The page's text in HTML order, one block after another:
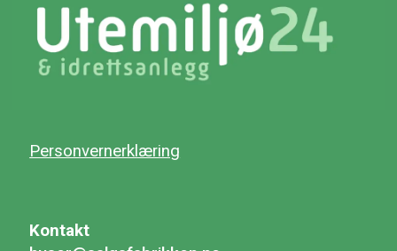
Personvernerklæring
Kontakt